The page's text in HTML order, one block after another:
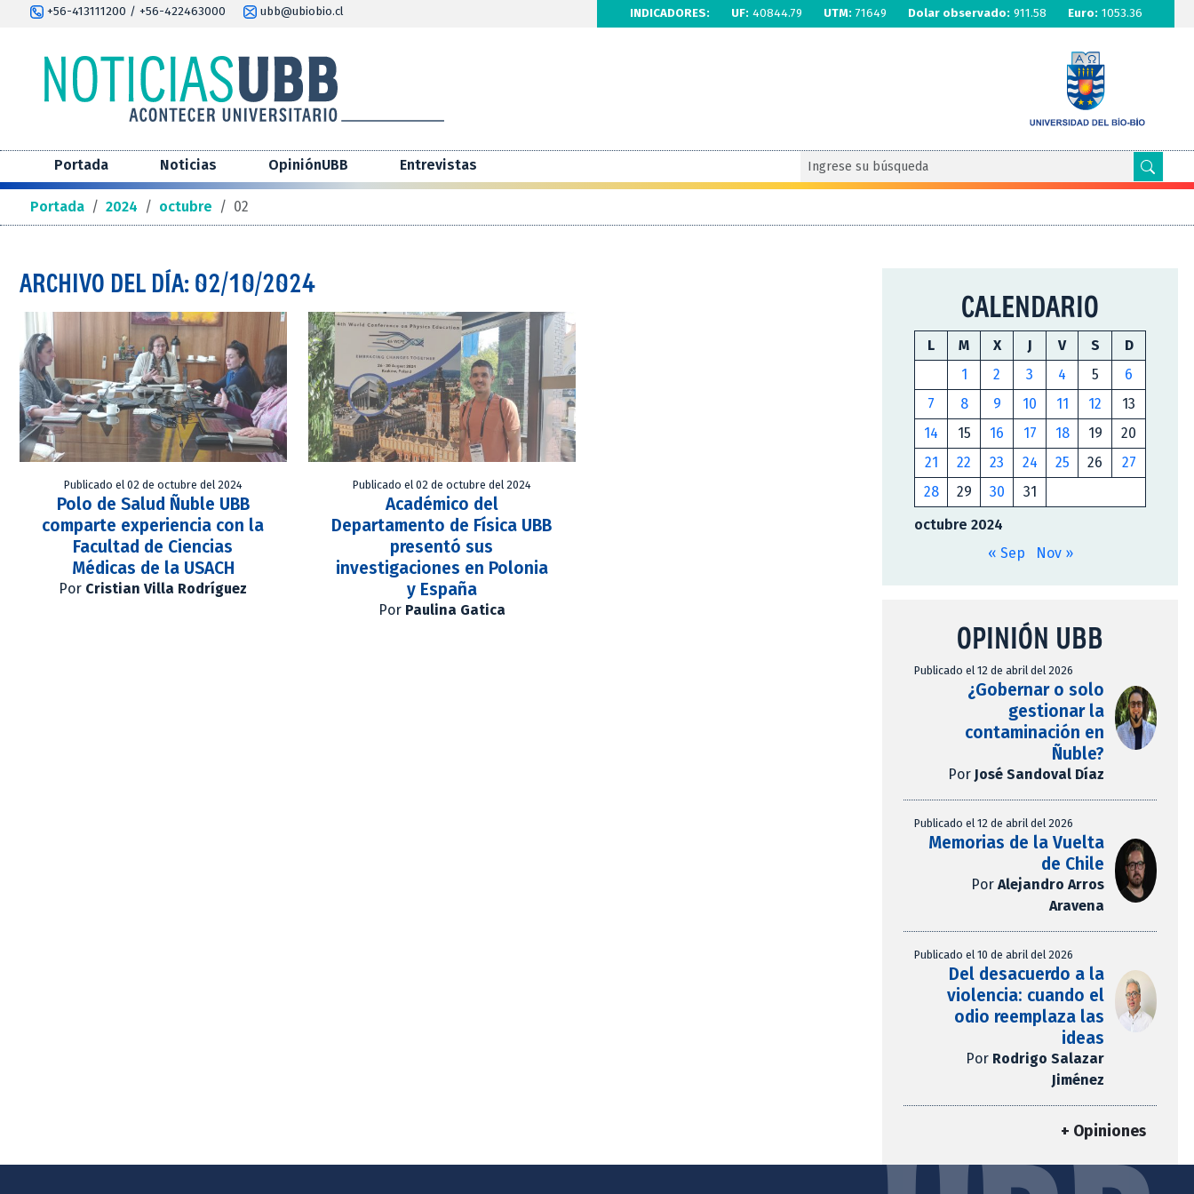
+56-413111200 / +56-422463000 ubb@ubiobio.cl INDICADORES: UF: 40844.79 UTM: 71649 Dolar observado: 911.58 Euro: 1053.36
Portada Noticias OpiniónUBB Entrevistas
Portada / 2024 / octubre / 02
ARCHIVO DEL DÍA: 02/10/2024
Publicado el 02 de octubre del 2024
Polo de Salud Ñuble UBB
comparte experiencia con la
Facultad de Ciencias
Médicas de la USACH
Por Cristian Villa Rodríguez
Publicado el 02 de octubre del 2024
Académico del
Departamento de Física UBB
presentó sus
investigaciones en Polonia
y España
Por Paulina Gatica
CALENDARIO
octubre 2024
L M X J V S
D
1
2 3 4 5
6
7
8 9 10 11 12
13
14
15 16 17 18 19
20
21
22 23 24 25 26
27
28
29 30 31
« Sep Nov »
OPINIÓN UBB
Publicado el 12 de abril del 2026
¿Gobernar o solo
gestionar la
contaminación en
Ñuble?
Por José Sandoval Díaz
Publicado el 12 de abril del 2026
Memorias de la Vuelta
de Chile
Por Alejandro Arros
Aravena
Publicado el 10 de abril del 2026
Del desacuerdo a la
violencia: cuando el
odio reemplaza las
ideas
Por Rodrigo Salazar
Jiménez
+ Opiniones